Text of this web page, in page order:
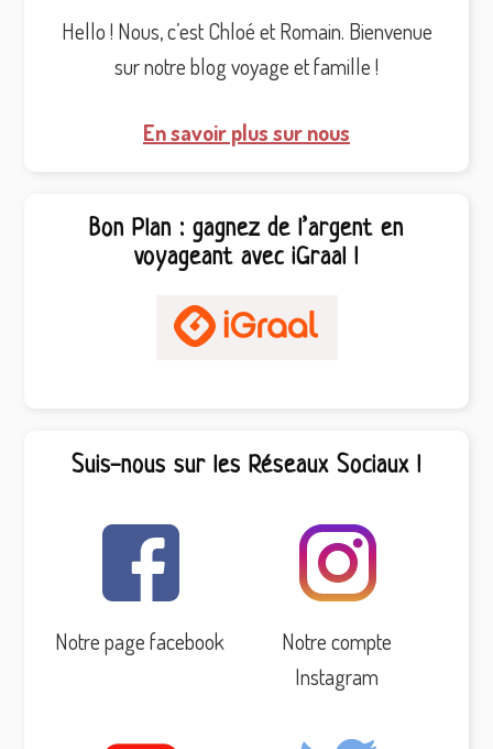
Hello ! Nous, c’est Chloé et Romain. Bienvenue
sur notre blog voyage et famille !
En savoir plus sur nous
Bon Plan : gagnez de l’argent en
voyageant avec iGraal !
Suis-nous sur les Réseaux Sociaux !
Notre page facebook
Notre compte
Instagram